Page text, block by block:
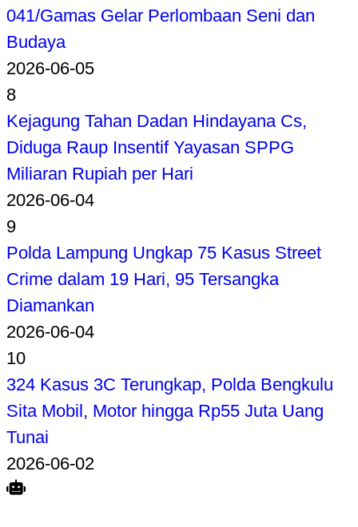
041/Gamas Gelar Perlombaan Seni dan
Budaya
2026-06-05
8
Kejagung Tahan Dadan Hindayana Cs,
Diduga Raup Insentif Yayasan SPPG
Miliaran Rupiah per Hari
2026-06-04
9
Polda Lampung Ungkap 75 Kasus Street
Crime dalam 19 Hari, 95 Tersangka
Diamankan
2026-06-04
10
324 Kasus 3C Terungkap, Polda Bengkulu
Sita Mobil, Motor hingga Rp55 Juta Uang
Tunai
2026-06-02